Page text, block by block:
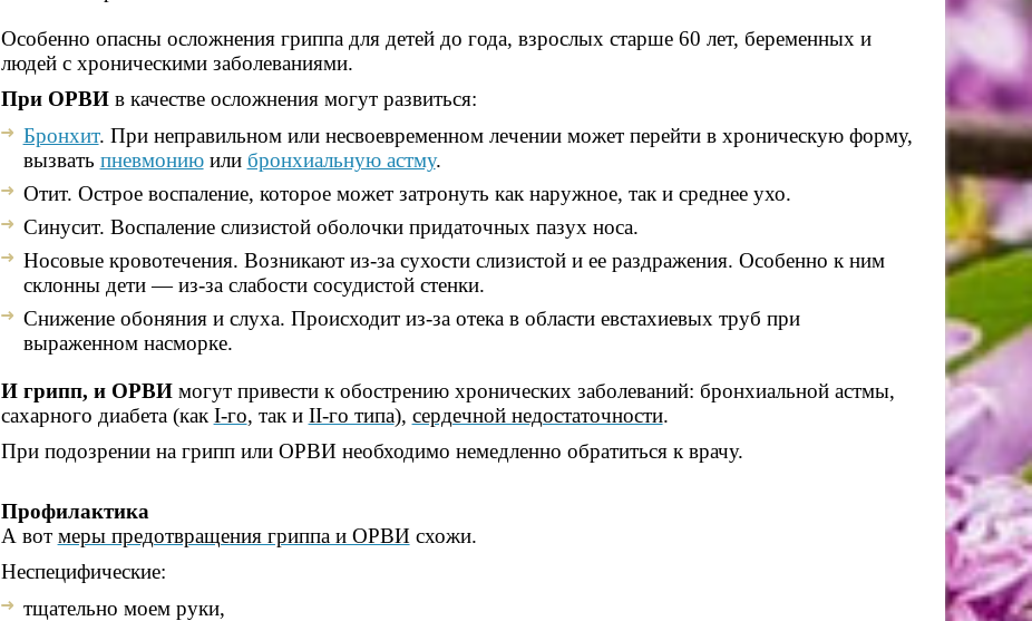
Особенно опасны осложнения гриппа для детей до года, взрослых старше 60 лет, беременных и
людей с хроническими заболеваниями.
При ОРВИ в качестве осложнения могут развиться:
Бронхит. При неправильном или несвоевременном лечении может перейти в хроническую форму,
вызвать пневмониюили бронхиальную астму.
Отит. Острое воспаление, которое может затронуть как наружное, так и среднее ухо.
Синусит. Воспаление слизистой оболочки придаточных пазух носа.
Носовые кровотечения. Возникают из-за сухости слизистой и ее раздражения. Особенно к ним
склонны дети — из-за слабости сосудистой стенки.
Снижение обоняния и слуха. Происходит из-за отека в области евстахиевых труб при
выраженном насморке.
И грипп, и ОРВИ могут привести к обострению хронических заболеваний: бронхиальной астмы,
сахарного диабета (как I-го, так и II-го типа), сердечной недостаточности.
При подозрении на грипп или ОРВИ необходимо немедленно обратиться к врачу.
Профилактика
А вот меры предотвращения гриппа и ОРВИ схожи.
Неспецифические:
тщательно моем руки,